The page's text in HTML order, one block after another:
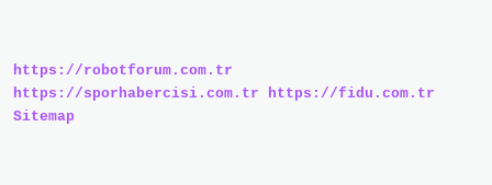
https://robotforum.com.tr
https://sporhabercisi.com.tr
https://fidu.com.tr
Sitemap